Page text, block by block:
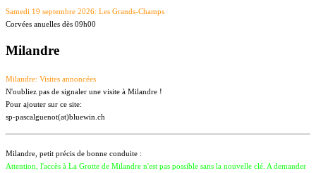
Samedi 19 septembre 2026: Les Grands-Champs
Corvées anuelles dès 09h00
Milandre
Milandre: Visites annoncées
N'oubliez pas de signaler une visite à Milandre !
Pour ajouter sur ce site:
sp-pascalguenot(at)bluewin.ch
Milandre, petit précis de bonne conduite :
Attention, l'accès à La Grotte de Milandre n'est pas possible sans la nouvelle clé. A demander